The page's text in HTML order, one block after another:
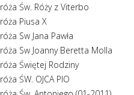
róża Św. Róży z Viterbo
róża Piusa X
róża Sw Jana Pawła
róża Sw Joanny Beretta Molla
róża Świętej Rodziny
róża ŚW. OJCA PIO